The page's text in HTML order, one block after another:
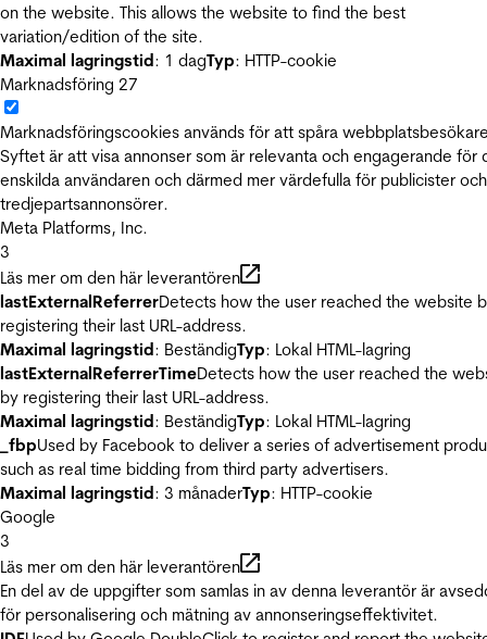
on the website. This allows the website to find the best
variation/edition of the site.
Maximal lagringstid: 1 dagTyp: HTTP-cookie
Marknadsföring 27
Marknadsföringscookies används för att spåra
Syftet är att visa annonser som är relevanta och engagerande för
enskilda användaren och därmed mer värdefulla för publicister och
tredjepartsannonsörer.
Meta Platforms, Inc.
3
Läs mer om den här leverantören
lastExternalReferrerDetects how the user reached the website
registering their last URL-address.
Maximal lagringstid: BeständigTyp: Lokal HTML-lagring
lastExternalReferrerTimeDetects how the user reached the
by registering their last URL-address.
Maximal lagringstid: BeständigTyp: Lokal HTML-lagring
_fbpUsed by Facebook to deliver a series of advertisement
such as real time bidding from third party advertisers.
Maximal lagringstid: 3 månaderTyp: HTTP-cookie
Google
3
Läs mer om den här leverantören
En del av de uppgifter som samlas in av denna leverantör är
för personalisering och mätning av annonseringseffektivitet.